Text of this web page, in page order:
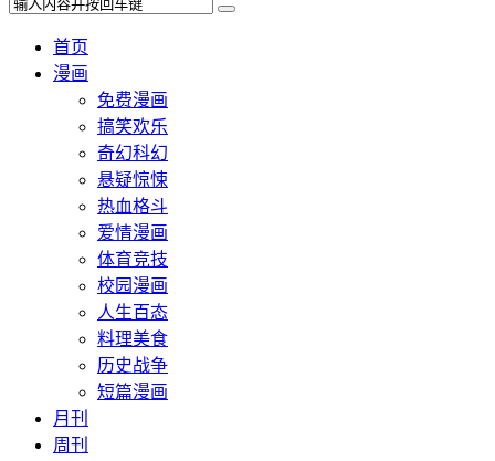
首页
漫画
免费漫画
搞笑欢乐
奇幻科幻
悬疑惊悚
热血格斗
爱情漫画
体育竞技
校园漫画
人生百态
料理美食
历史战争
短篇漫画
月刊
周刊